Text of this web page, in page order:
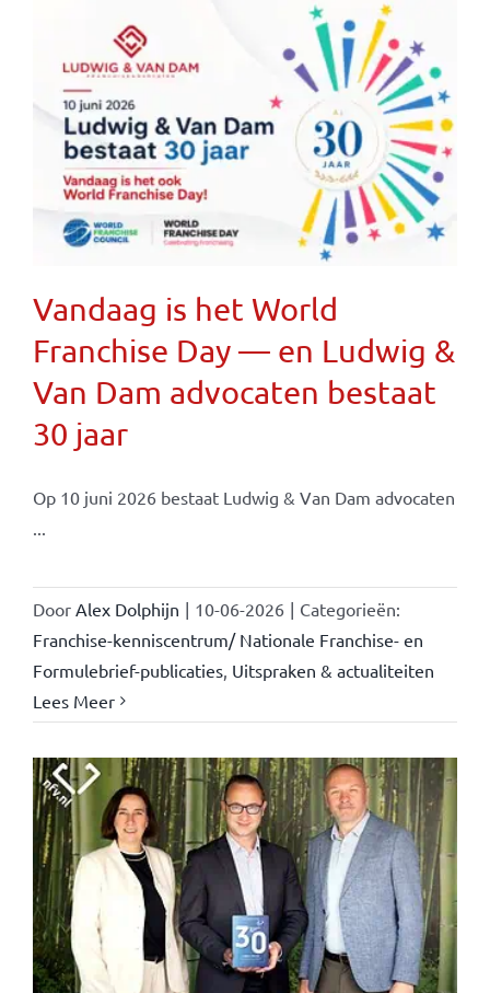
Vandaag is het World
Franchise Day — en Ludwig &
Van Dam advocaten bestaat
30 jaar
Op 10 juni 2026 bestaat Ludwig & Van Dam advocaten
Door Alex Dolphijn | 10-06-2026 | Categorieën:
Franchise-kenniscentrum/ Nationale Franchise- en
Formulebrief-publicaties, Uitspraken & actualiteiten
Lees Meer